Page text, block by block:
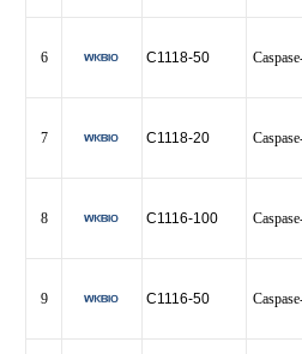
6 C1118-50
7 C1118-20
8 C1116-100
9 C1116-50